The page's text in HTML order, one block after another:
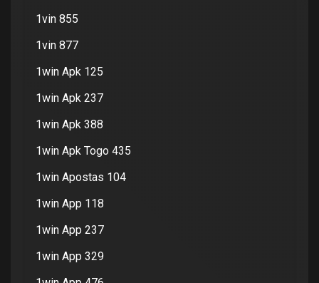
1vin 855
1vin 877
1win Apk 125
1win Apk 237
1win Apk 388
1win Apk Togo 435
1win Apostas 104
1win App 118
1win App 237
1win App 329